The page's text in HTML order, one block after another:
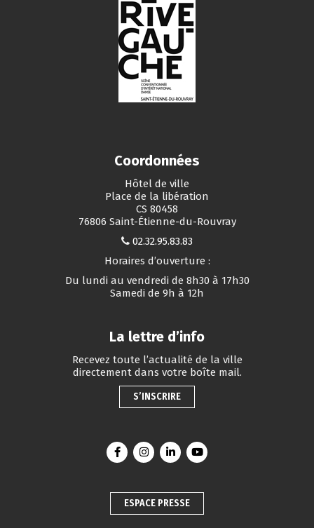
Coordonnées
Hôtel de ville
Place de la libération
CS 80458
76806 Saint-Étienne-du-Rouvray
02.32.95.83.83
Horaires d’ouverture :
Du lundi au vendredi de 8h30 à 17h30
Samedi de 9h à 12h
La lettre d’info
Recevez toute l’actualité de la ville
directement dans votre boîte mail.
S’INSCRIRE
Lien vers le compte Facebook
Lien vers le compte Instagram
Lien vers le compte Linkedin
Lien vers la chaîne
ESPACE PRESSE